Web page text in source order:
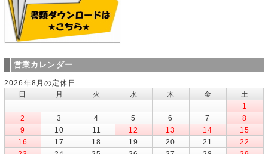
営業カレンダー
2026年8月の定休日
日
月 火 水 木 金
土
1
2
3 4 5 6 7
8
9
10 11 12 13 14
15
16
17 18 19 20 21
22